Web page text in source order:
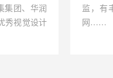
集团、华润
秀视觉设计
监，有
网……